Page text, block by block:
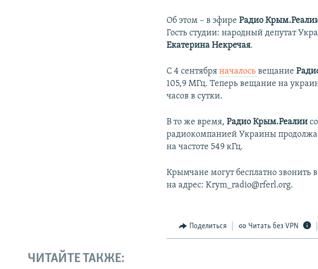
Об этом – в эфиреРадио
Гость студии: народный депутат
Екатерина Некречая.
С 4 сентябряначалосьвещание
105,9 МГц. Теперь вещание на
часов в сутки.
В то же время,Радио Крым.Реалии
радиокомпанией Украины
на частоте 549 кГц.
Крымчане могут бесплатно звонить
на адрес: Krym_radio@rferl.org.
Поделиться Читать без VPN
ЧИТАЙТЕ ТАКЖЕ: